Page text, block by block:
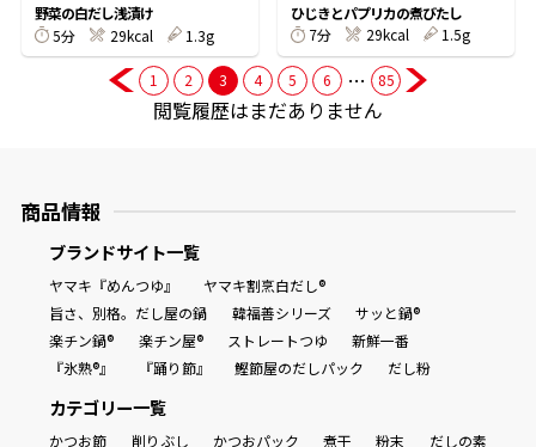
だしパック
野菜の白だし浅漬け
5分
29kcal 1.3g
ひじきとパプリカの煮びたし
7分
29kcal 1.5g
1 2 3 4 5 6 … 85
閲覧履歴はまだありません
商品情報
ブランドサイト一覧
ヤマキ『めんつゆ』
ヤマキ割烹白だし®
旨さ、別格。だし屋の鍋
韓福善シリーズ
サッと鍋®
楽チン鍋®
楽チン屋® ストレートつゆ
新鮮一番
『氷熟®』
『踊り節』 鰹節屋のだしパック だし粉
カテゴリー一覧
かつお節 削りぶし かつおパック 煮干 粉末
だしの素